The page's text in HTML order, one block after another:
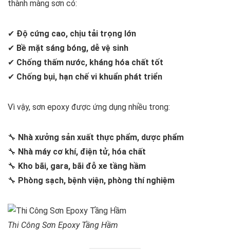
thành màng sơn có:
✔ Độ cứng cao, chịu tải trọng lớn
✔ Bề mặt sáng bóng, dễ vệ sinh
✔ Chống thấm nước, kháng hóa chất tốt
✔ Chống bụi, hạn chế vi khuẩn phát triển
Vì vậy, sơn epoxy được ứng dụng nhiều trong:
🔧 Nhà xưởng sản xuất thực phẩm, dược phẩm
🔧 Nhà máy cơ khí, điện tử, hóa chất
🔧 Kho bãi, gara, bãi đỗ xe tầng hầm
🔧 Phòng sạch, bệnh viện, phòng thí nghiệm
Thi Công Sơn Epoxy Tầng Hầm